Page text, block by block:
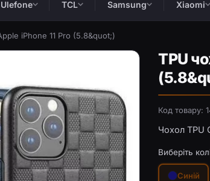
Ulefone TCL Samsung Xiaomi
iPhone 11 Pro (5.8&quot;)
TPU
Код товару:
Чохол TPU
Виберіть
Синій